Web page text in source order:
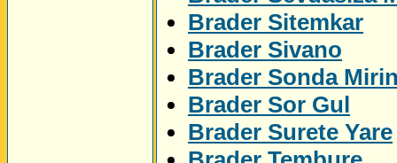
Brader Sitemkar
Brader Sivano
Brader Sonda
Brader Sor Gul
Brader Surete Yare